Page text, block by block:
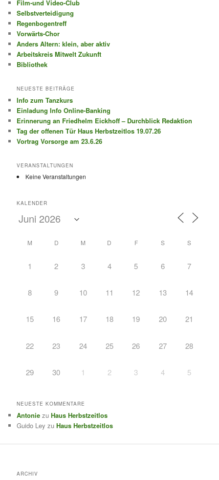
Film-und Video-Club
Selbstverteidigung
Regenbogentreff
Vorwärts-Chor
Anders Altern: klein, aber aktiv
Arbeitskreis Mitwelt Zukunft
Bibliothek
NEUESTE BEITRÄGE
Info zum Tanzkurs
Einladung Info Online-Banking
Erinnerung an Friedhelm Eickhoff – Durchblick Redaktion
Tag der offenen Tür Haus Herbstzeitlos 19.07.26
Vortrag Vorsorge am 23.6.26
VERANSTALTUNGEN
Keine Veranstaltungen
KALENDER
M D M D F S S
1 2 3 4 5 6 7
8 9 10 11 12 13 14
15 16 17 18 19 20 21
22 23 24 25 26 27 28
29 30 1 2 3 4 5
NEUESTE KOMMENTARE
Antonie zuHaus Herbstzeitlos
Guido Ley zuHaus Herbstzeitlos
ARCHIV